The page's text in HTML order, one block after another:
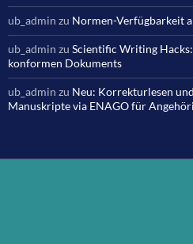
ub_admin zu Normen-Verfügbarkeit
ub_admin zu Scientific Writing
konformen Dokuments
ub_admin zu Neu: Korrekturlesen
Manuskripte via ENAGO für